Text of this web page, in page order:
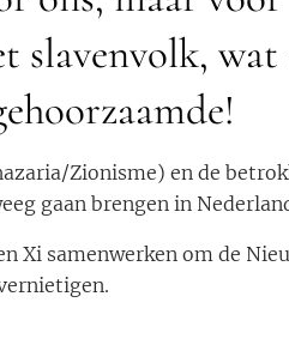
slavenvolk,
Zionisme) en de
gaan brengen in
Xi samenwerken om de